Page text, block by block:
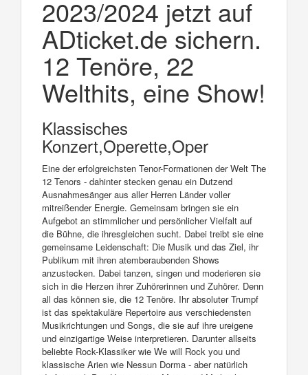
2023/2024 jetzt auf
ADticket.de sichern.
12 Tenöre, 22
Welthits, eine Show!
Klassisches
Konzert,Operette,Oper
Eine der erfolgreichsten Tenor-Formationen der Welt The
12 Tenors - dahinter stecken genau ein Dutzend
Ausnahmesänger aus aller Herren Länder voller
mitreißender Energie. Gemeinsam bringen sie ein
Aufgebot an stimmlicher und persönlicher Vielfalt auf
die Bühne, die ihresgleichen sucht. Dabei treibt sie eine
gemeinsame Leidenschaft: Die Musik und das Ziel, ihr
Publikum mit ihren atemberaubenden Shows
anzustecken. Dabei tanzen, singen und moderieren sie
sich in die Herzen ihrer Zuhörerinnen und Zuhörer. Denn
all das können sie, die 12 Tenöre. Ihr absoluter Trumpf
ist das spektakuläre Repertoire aus verschiedensten
Musikrichtungen und Songs, die sie auf ihre ureigene
und einzigartige Weise interpretieren. Darunter allseits
beliebte Rock-Klassiker wie We will Rock you und
klassische Arien wie Nessun Dorma - aber natürlich